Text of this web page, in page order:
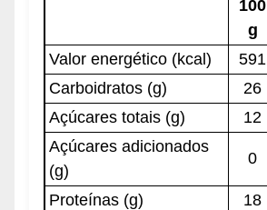
100
g
Valor energético (kcal) 591
Carboidratos (g)
26
Açúcares totais (g)
12
Açúcares adicionados
(g)
0
Proteínas (g) 18